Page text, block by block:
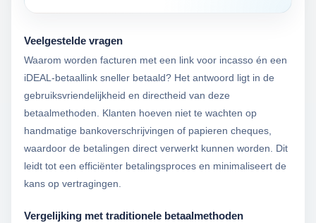
Veelgestelde vragen
Waarom worden facturen met een link voor incasso én een
iDEAL-betaallink sneller betaald? Het antwoord ligt in de
gebruiksvriendelijkheid en directheid van deze
betaalmethoden. Klanten hoeven niet te wachten op
handmatige bankoverschrijvingen of papieren cheques,
waardoor de betalingen direct verwerkt kunnen worden. Dit
leidt tot een efficiënter betalingsproces en minimaliseert de
kans op vertragingen.
Vergelijking met traditionele betaalmethoden